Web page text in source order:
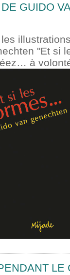
GUIDO
"Et si
à
LE